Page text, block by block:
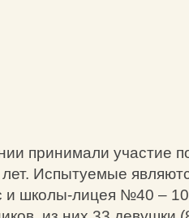
принимали участие
Испытуемые
школы-лицея №40 – 10